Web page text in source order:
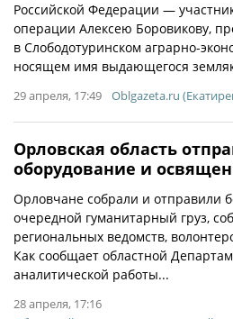
Российской Федерации —
операции Алексею Боровикову,
в Слободотуринском аграрно-
носящем имя выдающегося
29 апреля, 17:49 Oblgazeta.ru
Орловская область
оборудование и
Орловчане собрали и отправили
очередной гуманитарный груз,
региональных ведомств,
Как сообщает областной
аналитической работы...
28 апреля, 17:16